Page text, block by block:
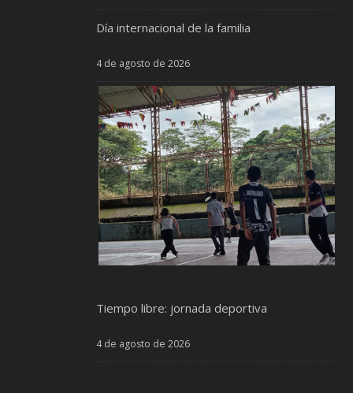
Día internacional de la familia
4 de agosto de 2026
Tiempo libre: jornada deportiva
4 de agosto de 2026